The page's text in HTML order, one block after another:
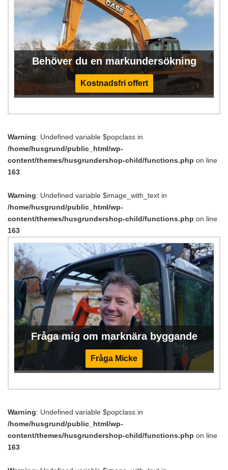
Behöver du en markundersökning
Kostnadsfri offert
Warning: Undefined variable $popclass in
/home/husgrund/public_html/wp-
content/themes/husgrundershop-child/functions.php on line
163
Warning: Undefined variable $image_with_text in
/home/husgrund/public_html/wp-
content/themes/husgrundershop-child/functions.php on line
163
Fråga mig om marknära byggande
Fråga Micke
Warning: Undefined variable $popclass in
/home/husgrund/public_html/wp-
content/themes/husgrundershop-child/functions.php on line
163